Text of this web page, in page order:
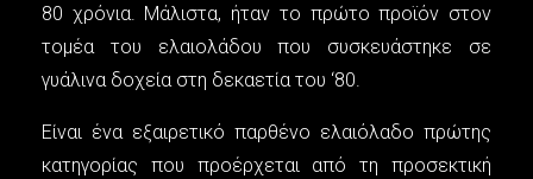
80 χρόνια. Μάλιστα, ήταν το πρώτο προϊόν στον
τοµέα του ελαιολάδου που συσκευάστηκε σε
γυάλινα δοχεία στη δεκαετία του ‘80.
Είναι ένα εξαιρετικό παρθένο ελαιόλαδο πρώτης
κατηγορίας που προέρχεται από τη προσεκτική